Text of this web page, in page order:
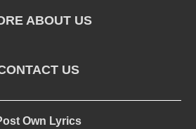
ABOUT US
US
Own Lyrics